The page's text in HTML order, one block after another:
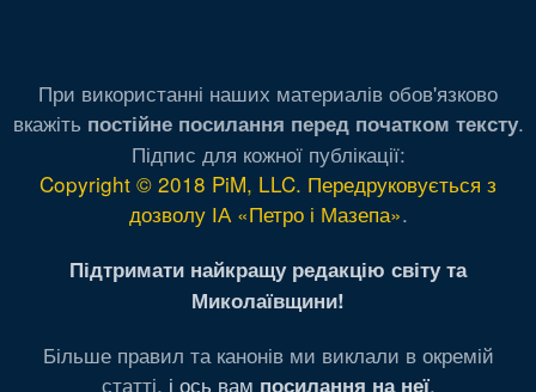
При використанні наших материалів обов'язково
вкажіть постійне посилання перед початком тексту.
Підпис для кожної публікації:
Copyright © 2018 PiM, LLC. Передруковується з
дозволу ІА «Петро і Мазепа».
Підтримати найкращу редакцію світу та
Миколаївщини!
Більше правил та канонів ми виклали в окремій
статті, і ось вам посилання на неї.